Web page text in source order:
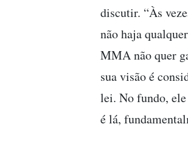
discutir. “Às
não haja
MMA não quer
sua visão é
lei. No fundo,
é lá,